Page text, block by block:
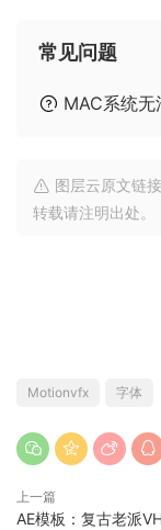
常见问题
MAC系统
图层云原文链接
转载请注明出处。
Motionvfx 字体
上一篇
AE模板：复古老派